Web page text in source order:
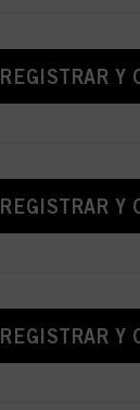
REGISTRAR Y
REGISTRAR Y
REGISTRAR Y